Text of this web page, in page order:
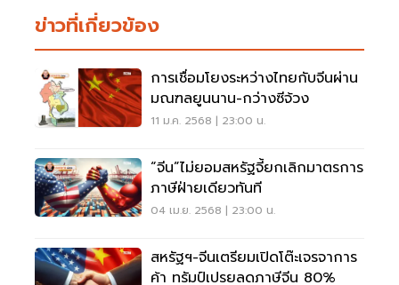
ข่าวที่เกี่ยวข้อง
การเชื่อมโยงระหว่างไทยกับจีนผ่าน
มณฑลยูนนาน-กว่างซีจ้วง
11 ม.ค. 2568 | 23:00 น.
“จีน”ไม่ยอมสหรัฐจี้ยกเลิกมาตรการ
ภาษีฝ่ายเดียวทันที
04 เม.ย. 2568 | 23:00 น.
สหรัฐฯ-จีนเตรียมเปิดโต๊ะเจรจาการ
ค้า ทรัมป์เปรยลดภาษีจีน 80%